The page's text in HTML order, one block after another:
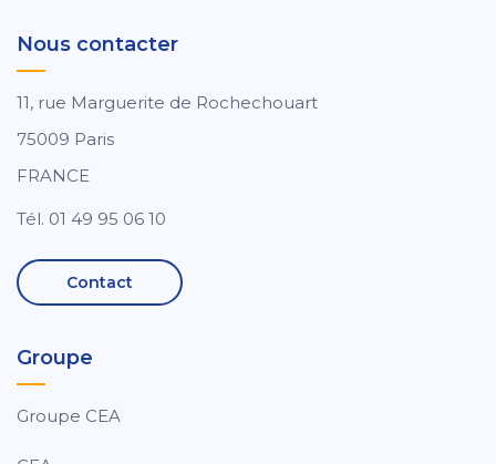
Nous contacter
11, rue Marguerite de Rochechouart
75009 Paris
FRANCE
Tél. 01 49 95 06 10
Contact
Groupe
Groupe CEA